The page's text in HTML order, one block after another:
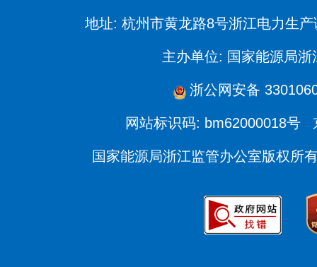
地址: 杭州市黄龙路8号浙江电力生
主办单位: 国家能源局浙
浙公网安备
网站标识码: bm62000018号
国家能源局浙江监管办公室版权所